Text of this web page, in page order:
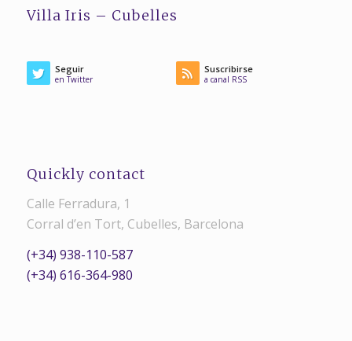
Villa Iris – Cubelles
Seguir
en Twitter
Suscribirse
a canal RSS
Quickly contact
Calle Ferradura, 1
Corral d’en Tort, Cubelles, Barcelona
(+34) 938-110-587
(+34) 616-364-980